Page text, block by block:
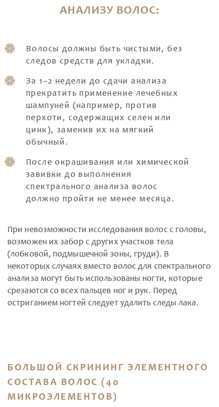
АНАЛИЗУ ВОЛОС:
Волосы должны быть чистыми, без
следов средств для укладки.
За 1–2 недели до сдачи анализа
прекратить применение лечебных
шампуней (например, против
перхоти, содержащих селен или
цинк), заменив их на мягкий
обычный.
После окрашивания или химической
завивки до выполнения
спектрального анализа волос
должно пройти не менее месяца.
При невозможности исследования волос с головы,
возможен их забор с других участков тела
(лобковой, подмышечной зоны, груди). В
некоторых случаях вместо волос для спектрального
анализа могут быть использованы ногти, которые
срезаются со всех пальцев ног и рук. Перед
остриганием ногтей следует удалить следы лака.
БОЛЬШОЙ СКРИНИНГ ЭЛЕМЕНТНОГО
СОСТАВА ВОЛОС (40
МИКРОЭЛЕМЕНТОВ)